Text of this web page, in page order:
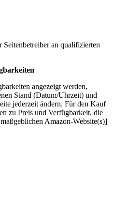
an qualifizierten
angezeigt werden,
Stand (Datum/Uhrzeit) und
jederzeit ändern. Für den Kauf
zu Preis und Verfügbarkeit, die
Amazon-Website(s)]